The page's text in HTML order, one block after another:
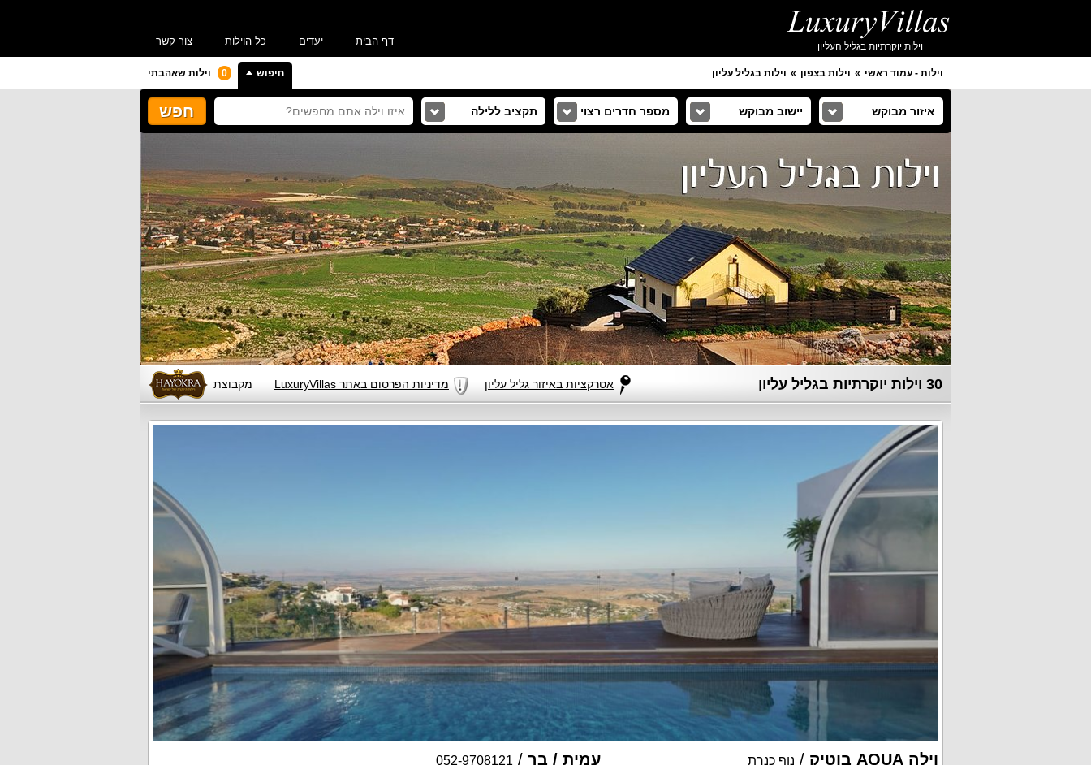
וילות יוקרתיות בגליל העליון דף הבית יעדים כל הוילות צור קשר
וילות - עמוד ראשי וילות בצפון וילות בגליל עליון 0 וילות שאהבתי חיפוש
איזור מבוקש יישוב מבוקש מספר חדרים רצוי תקציב ללילה
30 וילות יוקרתיות בגליל עליון מקבוצת אטרקציות באיזור גליל עליון מדיניות הפרסום באתר LuxuryVillas
וילה AQUA בוטיק / נוף כנרת עמית / בר/
052-9708121